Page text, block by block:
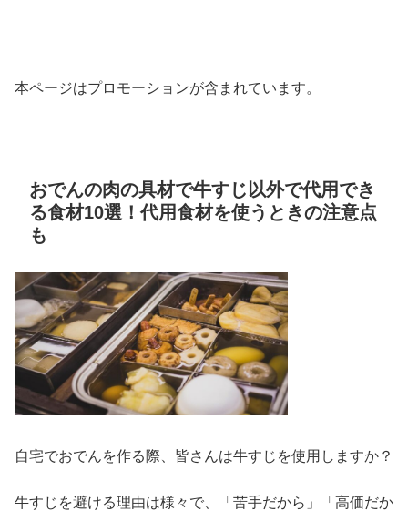
本ページはプロモーションが含まれています。
おでんの肉の具材で牛すじ以外で代用でき
る食材10選！代用食材を使うときの注意点
も
自宅でおでんを作る際、皆さんは牛すじを使用しますか？
牛すじを避ける理由は様々で、「苦手だから」「高価だか